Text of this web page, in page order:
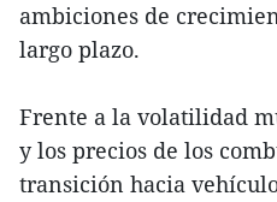
ambiciones de
largo plazo.
Frente a la volatilidad
y los precios de los
transición hacia